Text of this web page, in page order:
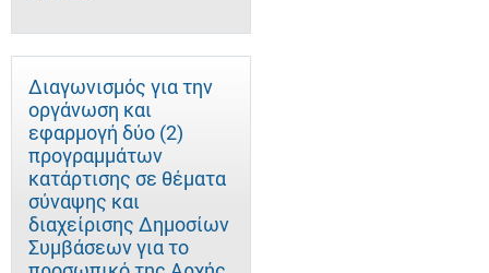
Διαγωνισμός για την
οργάνωση και
εφαρμογή δύο (2)
προγραμμάτων
κατάρτισης σε θέματα
σύναψης και
διαχείρισης Δημοσίων
Συμβάσεων για το